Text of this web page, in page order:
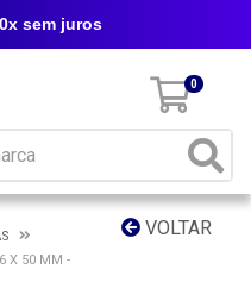
0
sem juros
VOLTAR
X 50 MM -